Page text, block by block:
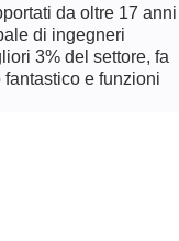
da oltre 17 anni
di ingegneri
3% del settore, fa
e funzioni